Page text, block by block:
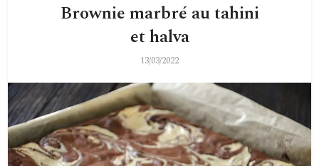
Brownie marbré au tahini
et halva
13/03/2022